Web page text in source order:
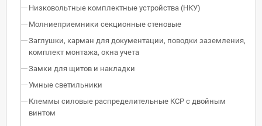
Низковольтные комплектные устройства (НКУ)
Молниеприемники секционные стеновые
Заглушки, карман для документации, поводки заземления,
комплект монтажа, окна учета
Замки для щитов и накладки
Умные светильники
Клеммы силовые распределительные КСР с двойным
винтом